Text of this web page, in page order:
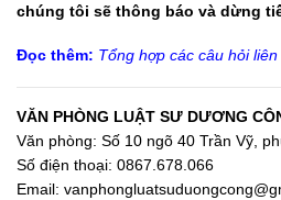
chúng tôi sẽ thông báo và dừng
Đọc thêm: Tổng hợp các câu hỏi
VĂN PHÒNG LUẬT SƯ DƯƠNG
Văn phòng: Số 10 ngõ 40 Trần Vỹ,
Số điện thoại: 0867.678.066
Email: